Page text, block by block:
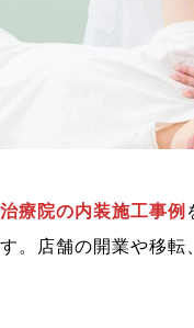
療院の内装施工事例
。店舗の開業や移